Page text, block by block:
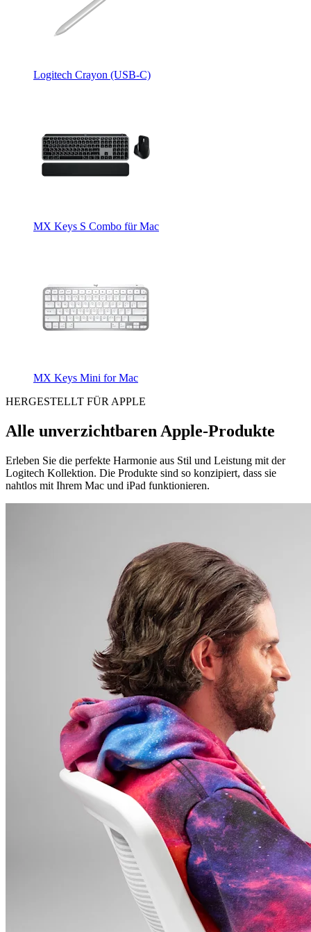
Logitech Crayon (USB-C)
MX Keys S Combo für Mac
MX Keys Mini for Mac
HERGESTELLT FÜR APPLE
Alle unverzichtbaren Apple-Produkte
Erleben Sie die perfekte Harmonie aus Stil und Leistung mit der
Logitech Kollektion. Die Produkte sind so konzipiert, dass sie
nahtlos mit Ihrem Mac und iPad funktionieren.